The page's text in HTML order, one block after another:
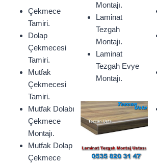
Çekmece
Tamiri.
Dolap
Çekmecesi
Tamiri.
Mutfak
Çekmecesi
Tamiri.
Mutfak Dolabı
Çekmece
Montajı.
Mutfak Dolap
Çekmece
Montajı.
Laminat
Tezgah
Montajı.
Laminat
Tezgah Evye
Montajı.